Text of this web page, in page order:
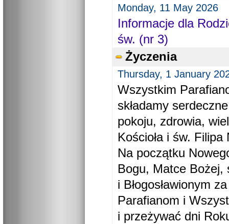
Monday, 11 May 2026
Informacje dla
św. (nr 3)
Życzenia
Thursday, 1 January
Wszystkim
składamy
pokoju, zdrowia,
Kościoła i św. Filipa
Na początku
Bogu, Matce Bożej,
i Błogosławionym
Parafianom i
i przeżywać dni